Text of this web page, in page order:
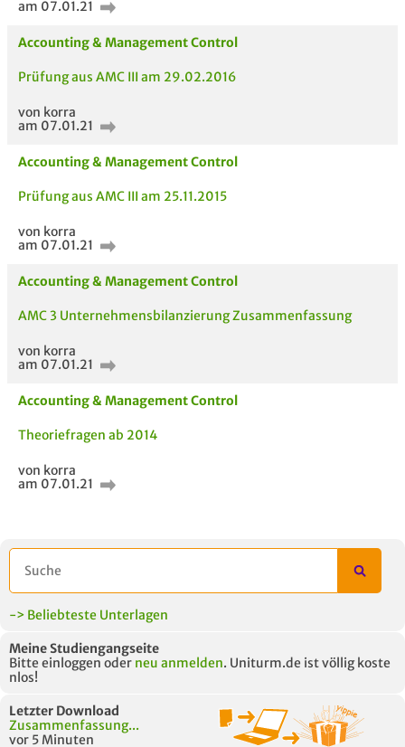
am 07.01.21
Accounting & Management Control
Prüfung aus AMC III am 29.02.2016
von korra
am 07.01.21
Accounting & Management Control
Prüfung aus AMC III am 25.11.2015
von korra
am 07.01.21
Accounting & Management Control
AMC 3 Unternehmensbilanzierung Zusammenfassung
von korra
am 07.01.21
Accounting & Management Control
Theoriefragen ab 2014
von korra
am 07.01.21
-> Beliebteste Unterlagen
Meine Studiengangseite
Bitte einloggen oder neu anmelden. Uniturm.de ist völlig koste
nlos!
Letzter Download
Zusammenfassung...
vor 5 Minuten